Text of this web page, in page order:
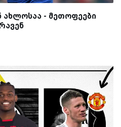
- მეთოფეები